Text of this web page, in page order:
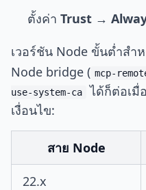
ตั้งค่า Trust →
เวอร์ชัน Node ขั้นต่ำสำ
Node bridge ( mcp-
use-system-ca
ได้ก็ต่อเมื่
เงื่อนไข:
สาย Node
22.x